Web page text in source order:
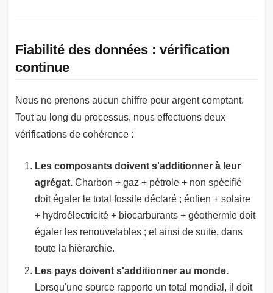
Fiabilité des données : vérification
continue
Nous ne prenons aucun chiffre pour argent comptant.
Tout au long du processus, nous effectuons deux
vérifications de cohérence :
Les composants doivent s'additionner à leur
agrégat. Charbon + gaz + pétrole + non spécifié
doit égaler le total fossile déclaré ; éolien + solaire
+ hydroélectricité + biocarburants + géothermie doit
égaler les renouvelables ; et ainsi de suite, dans
toute la hiérarchie.
Les pays doivent s'additionner au monde.
Lorsqu'une source rapporte un total mondial, il doit